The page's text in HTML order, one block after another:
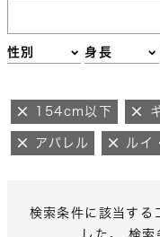
性別 身長
154cm以下
アパレル ルイ
検索条件に該当する
した。 検索